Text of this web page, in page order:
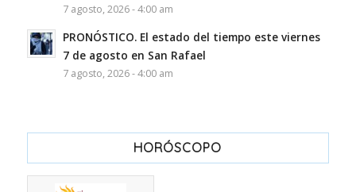
7 agosto, 2026 - 4:00 am
PRONÓSTICO. El estado del tiempo este viernes
7 de agosto en San Rafael
7 agosto, 2026 - 4:00 am
HORÓSCOPO